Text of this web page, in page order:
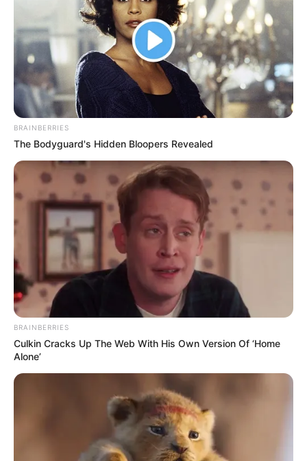
Culkin Cracks Up The Web With His Own Version Of
‘Home Alone’
Mystery Solved: Here's Why These 9 Actors Left
BRAINBERRIES
BRAINBERRIES
The Bodyguard's Hidden Bloopers Revealed
BRAINBERRIES
Culkin Cracks Up The Web With His Own Version Of ‘Home
Alone’